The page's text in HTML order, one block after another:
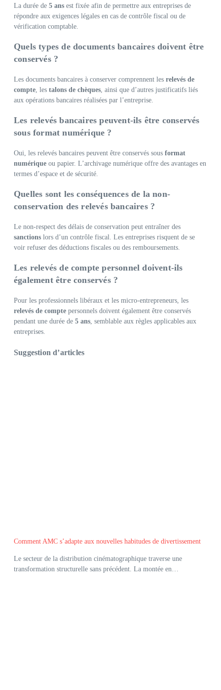
La durée de 5 ans est fixée afin de permettre aux entreprises de
répondre aux exigences légales en cas de contrôle fiscal ou de
vérification comptable.
Quels types de documents bancaires doivent être
conservés ?
Les documents bancaires à conserver comprennent les relevés de
compte, les talons de chèques, ainsi que d’autres justificatifs liés
aux opérations bancaires réalisées par l’entreprise.
Les relevés bancaires peuvent-ils être conservés
sous format numérique ?
Oui, les relevés bancaires peuvent être conservés sous format
numérique ou papier. L’archivage numérique offre des avantages en
termes d’espace et de sécurité.
Quelles sont les conséquences de la non-
conservation des relevés bancaires ?
Le non-respect des délais de conservation peut entraîner des
sanctions lors d’un contrôle fiscal. Les entreprises risquent de se
voir refuser des déductions fiscales ou des remboursements.
Les relevés de compte personnel doivent-ils
également être conservés ?
Pour les professionnels libéraux et les micro-entrepreneurs, les
relevés de compte personnels doivent également être conservés
pendant une durée de 5 ans, semblable aux règles applicables aux
entreprises.
Suggestion d’articles
Comment AMC s’adapte aux nouvelles habitudes de divertissement
Le secteur de la distribution cinématographique traverse une
transformation structurelle sans précédent. La montée en…